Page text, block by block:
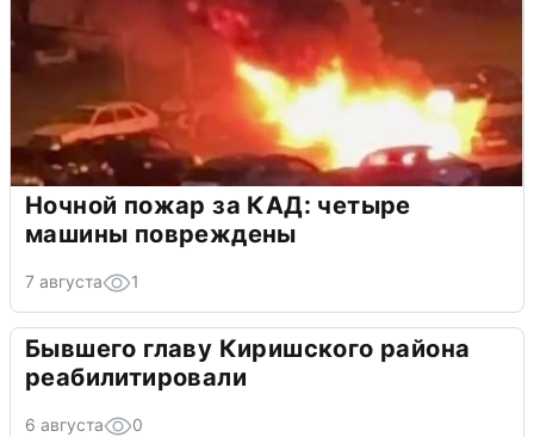
Ночной пожар за КАД: четыре
машины повреждены
7 августа 1
Бывшего главу Киришского района
реабилитировали
6 августа 0